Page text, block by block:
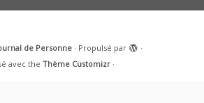
de Personne· Propulsé par
·
avec theThème Customizr ·